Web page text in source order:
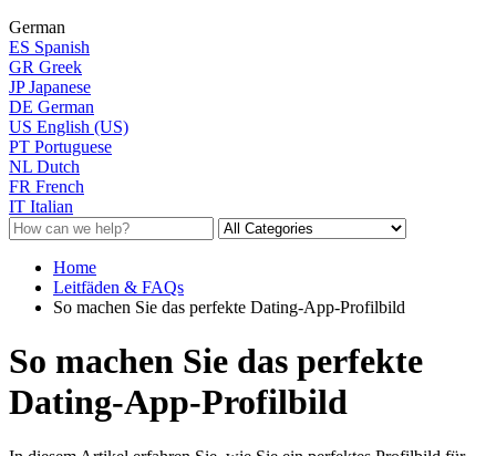
German
ES Spanish
GR Greek
JP Japanese
DE German
US English (US)
PT Portuguese
NL Dutch
FR French
IT Italian
Home
Leitfäden & FAQs
So machen Sie das perfekte Dating-App-Profilbild
So machen Sie das perfekte
Dating-App-Profilbild